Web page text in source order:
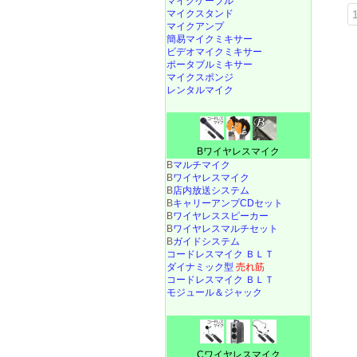
マイクスタンド
マイクアンプ
簡易マイクミキサー
ビデオマイクミキサー
ポータブルミキサー
マイクスポンジ
レンタルマイク
Bワイヤレスマイク
Bマルチマイク
Bワイヤレスマイク
B店内放送システム
BキャリーアンプCDセット
Bワイヤレススピーカー
Bワイヤレスマルチセット
Bガイドシステム
コードレスマイク ＢＬＴ
ダイナミック型 売れ筋
コードレスマイク ＢＬＴ
モジュール＆ジャック
Cワイヤレスマイク